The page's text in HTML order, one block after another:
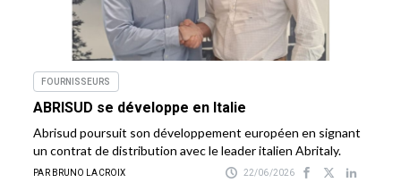
FOURNISSEURS
ABRISUD se développe en Italie
Abrisud poursuit son développement européen en signant
un contrat de distribution avec le leader italien Abritaly.
PAR BRUNO LACROIX 22/06/2026